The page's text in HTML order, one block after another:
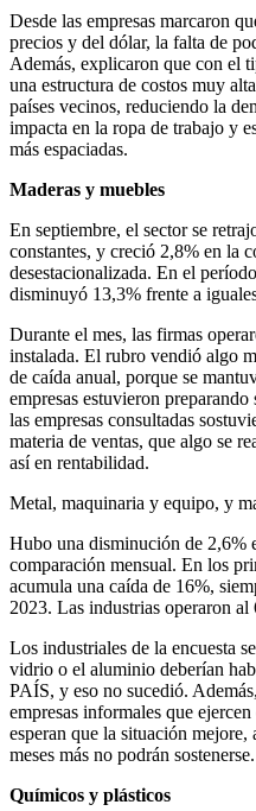
Desde las empresas marcaron
precios y del dólar, la falta de
Además, explicaron que con el
una estructura de costos muy
países vecinos, reduciendo la
impacta en la ropa de trabajo y
más espaciadas.
Maderas y muebles
En septiembre, el sector se
constantes, y creció 2,8% en la
desestacionalizada. En el
disminuyó 13,3% frente a
Durante el mes, las firmas
instalada. El rubro vendió algo
de caída anual, porque se
empresas estuvieron
las empresas consultadas
materia de ventas, que algo se
así en rentabilidad.
Metal, maquinaria y equipo, y
Hubo una disminución de 2,6%
comparación mensual. En los
acumula una caída de 16%,
2023. Las industrias operaron al
Los industriales de la encuesta
vidrio o el aluminio deberían
PAÍS, y eso no sucedió.
empresas informales que
esperan que la situación
meses más no podrán sostenerse.
Químicos y plásticos